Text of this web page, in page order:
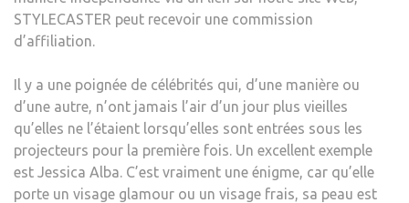
STYLECASTER peut recevoir une commission
d’affiliation.
Il y a une poignée de célébrités qui, d’une manière ou
d’une autre, n’ont jamais l’air d’un jour plus vieilles
qu’elles ne l’étaient lorsqu’elles sont entrées sous les
projecteurs pour la première fois. Un excellent exemple
est Jessica Alba. C’est vraiment une énigme, car qu’elle
porte un visage glamour ou un visage frais, sa peau est